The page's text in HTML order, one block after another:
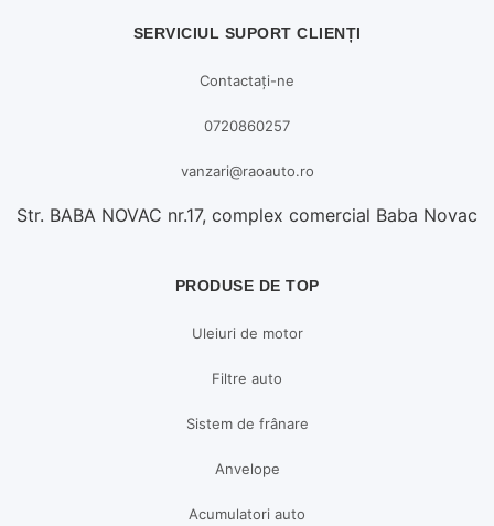
SERVICIUL SUPORT CLIENȚI
Contactați-ne
0720860257
vanzari@raoauto.ro
Str. BABA NOVAC nr.17, complex comercial Baba Novac
PRODUSE DE TOP
Uleiuri de motor
Filtre auto
Sistem de frânare
Anvelope
Acumulatori auto